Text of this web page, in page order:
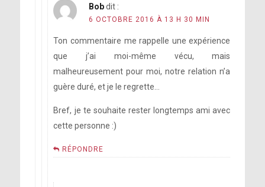
Bob dit :
6 OCTOBRE 2016 À 13 H 30 MIN
Ton commentaire me rappelle une expérience
que j’ai moi-même vécu, mais
malheureusement pour moi, notre relation n’a
guère duré, et je le regrette…
Bref, je te souhaite rester longtemps ami avec
cette personne :)
RÉPONDRE